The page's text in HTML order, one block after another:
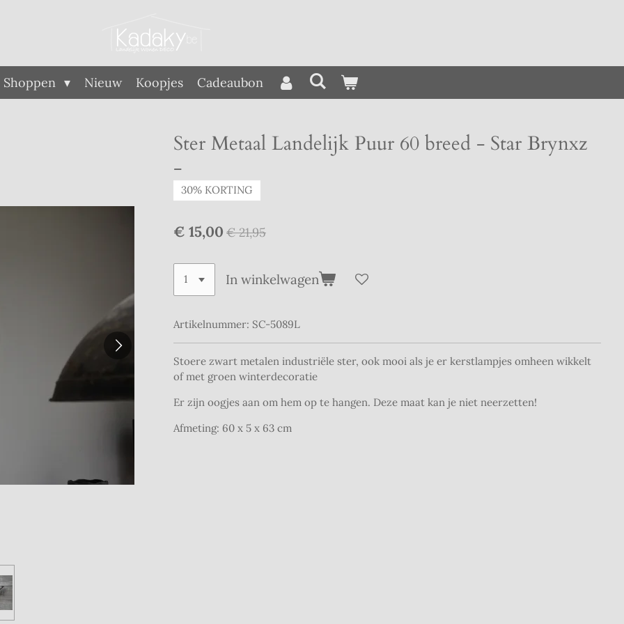
Shoppen Nieuw Koopjes Cadeaubon
Ster Metaal Landelijk Puur 60 breed - Star Brynxz
-
30% KORTING
€ 15,00 € 21,95
In winkelwagen
Artikelnummer: SC-5089L
Stoere zwart metalen industriële ster, ook mooi als je er kerstlampjes omheen wikkelt
of met groen winterdecoratie
Er zijn oogjes aan om hem op te hangen. Deze maat kan je niet neerzetten!
Afmeting: 60 x 5 x 63 cm